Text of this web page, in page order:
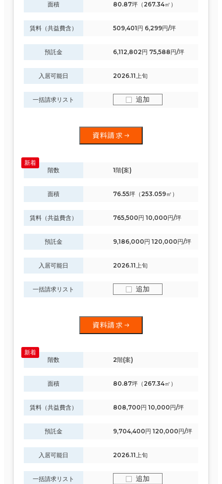
面積 80.87坪（267.34㎡）
賃料（共益費含） 509,401円 6,299円/坪
預託金 6,112,802円 75,588円/坪
入居可能日 2026.11上旬
一括請求リスト 追加
資料請求
階数 1階(案)
面積 76.55坪（253.059㎡）
賃料（共益費含） 765,500円 10,000円/坪
預託金 9,186,000円 120,000円/坪
入居可能日 2026.11上旬
一括請求リスト 追加
資料請求
階数 2階(案)
面積 80.87坪（267.34㎡）
賃料（共益費含） 808,700円 10,000円/坪
預託金 9,704,400円 120,000円/坪
入居可能日 2026.11上旬
一括請求リスト 追加